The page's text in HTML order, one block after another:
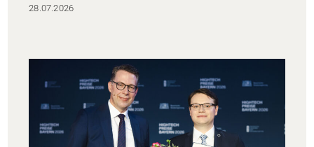
28.07.2026